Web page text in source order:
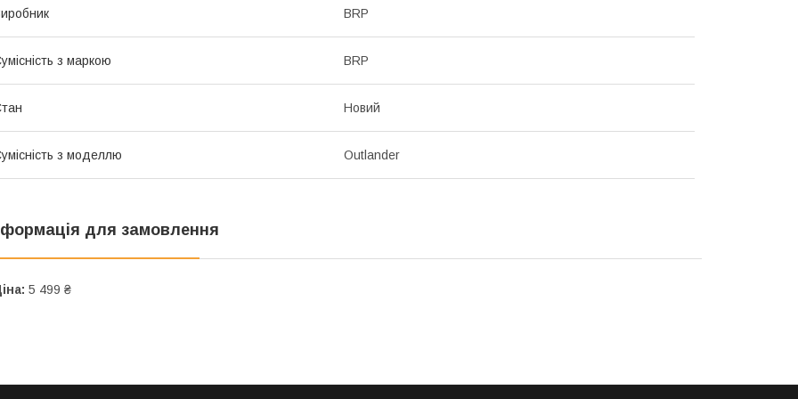
BRP
з маркою BRP
Новий
з моделлю Outlander
для замовлення
5 499 ₴